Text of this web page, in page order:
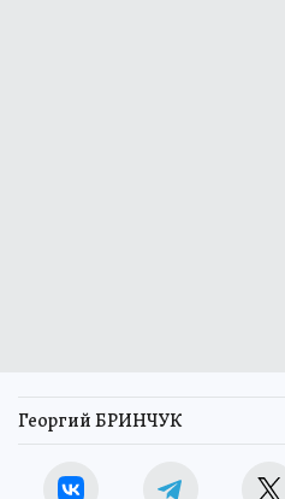
Георгий БРИНЧУК